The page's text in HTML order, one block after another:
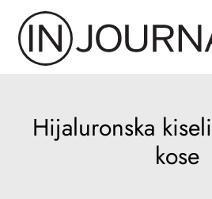
sadržaj
Hijaluronska
kose